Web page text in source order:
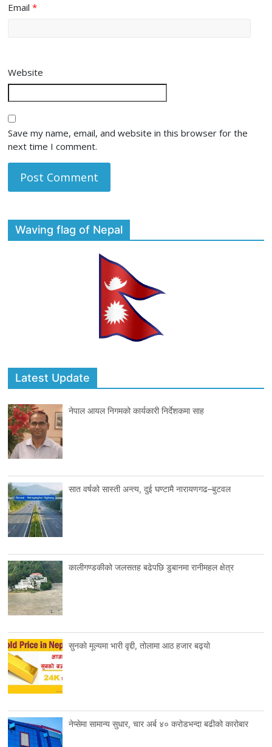
Email*
Website
Save my name, email, and website in this browser for the
next time I comment.
Waving flag of Nepal
Latest Update
नेपाल आयल निगमको कार्यकारी निर्देशकमा साह
सात वर्षको सास्ती अन्त्य, दुई घण्टामै नारायणगढ–बुटवल
कालीगण्डकीको जलसतह बढेपछि डुबानमा रानीमहल क्षेत्र
सुनकाे मूल्यमा भारी वृद्दी, तोलामा आठ हजार बढ्याे
नेप्सेमा सामान्य सुधार, चार अर्ब ४० करोडभन्दा बढीको कारोबार